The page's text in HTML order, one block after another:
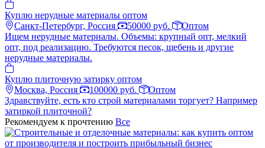
Куплю нерудные материалы оптом
Санкт-Петербург, Россия
50000 руб.
Оптом
Ищем нерудные материалы. Объемы: крупный опт, мелкий
опт, под реализацию. Требуются песок, щебень и другие
нерудные материалы.
Куплю плиточную затирку оптом
Москва, Россия
100000 руб.
Оптом
Здравствуйте, есть кто строй материалами торгует? Например
затиркой плиточной?
Рекомендуем к прочтению Все